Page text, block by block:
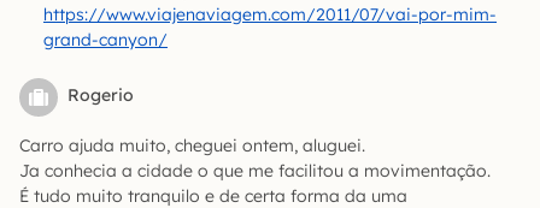
https://www.viajenaviagem.com/2011/07/vai-por-mim-
grand-canyon/
Rogerio
Carro ajuda muito, cheguei ontem, aluguei.
Ja conhecia a cidade o que me facilitou a movimentação.
É tudo muito tranquilo e de certa forma da uma